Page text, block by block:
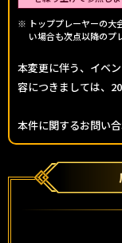
トッププレーヤーの大
い場合も次点以降のプ
本変更に伴う、イベ
容につきましては、
本件に関するお問い